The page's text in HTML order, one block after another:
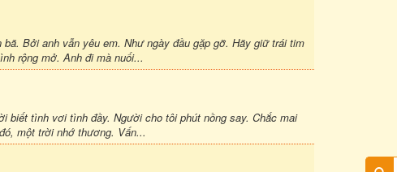
Bởi anh vẫn yêu em. Như ngày đầu gặp gỡ. Hãy giữ trái tim
rộng mở. Anh đi mà nuối...
biết tình vơi tình đầy. Người cho tôi phút nồng say. Chắc mai
một trời nhớ thương. Vấn...